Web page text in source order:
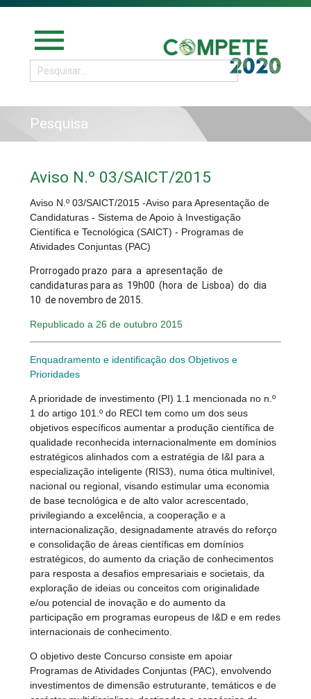
menu
Pesquisa
Aviso N.º 03/SAICT/2015
Aviso N.º 03/SAICT/2015 -Aviso para Apresentação de
Candidaturas - Sistema de Apoio à Investigação
Científica e Tecnológica (SAICT) - Programas de
Atividades Conjuntas (PAC)
Prorrogado prazo para a apresentação de
candidaturas para as 19h00 (hora de Lisboa) do dia
10 de novembro de 2015.
Republicado a 26 de outubro 2015
Enquadramento e identificação dos Objetivos e
Prioridades
A prioridade de investimento (PI) 1.1 mencionada no n.º
1 do artigo 101.º do RECI tem como um dos seus
objetivos específicos aumentar a produção científica de
qualidade reconhecida internacionalmente em domínios
estratégicos alinhados com a estratégia de I&I para a
especialização inteligente (RIS3), numa ótica multinível,
nacional ou regional, visando estimular uma economia
de base tecnológica e de alto valor acrescentado,
privilegiando a excelência, a cooperação e a
internacionalização, designadamente através do reforço
e consolidação de áreas científicas em domínios
estratégicos, do aumento da criação de conhecimentos
para resposta a desafios empresariais e societais, da
exploração de ideias ou conceitos com originalidade
e/ou potencial de inovação e do aumento da
participação em programas europeus de I&D e em redes
internacionais de conhecimento.
O objetivo deste Concurso consiste em apoiar
Programas de Atividades Conjuntas (PAC), envolvendo
investimentos de dimensão estruturante, temáticos e de